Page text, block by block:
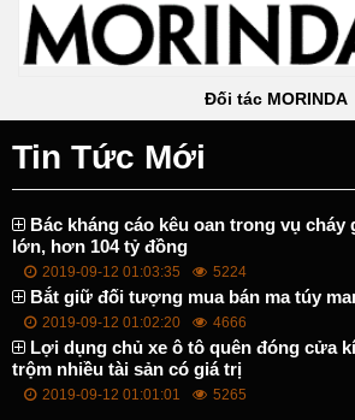
Đối tác MORINDA
Tin Tức Mới
Bác kháng cáo kêu oan trong vụ cháy
lớn, hơn 104 tỷ đồng
2019-09-12 01:03:35 5224
Bắt giữ đối tượng mua bán ma túy
2019-09-12 01:02:20 4666
Lợi dụng chủ xe ô tô quên đóng cửa
trộm nhiều tài sản có giá trị
2019-09-12 01:01:01 5265